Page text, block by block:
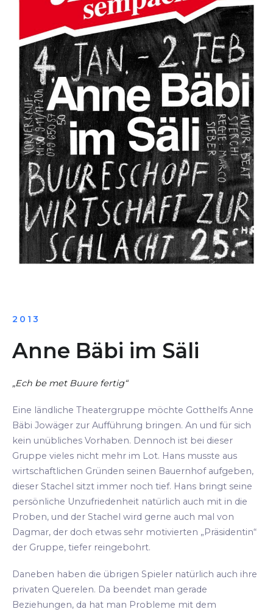
2013
Anne Bäbi im Säli
„Ech be met Buure fertig“
Eine ländliche Theatergruppe möchte Gotthelfs Anne
Bäbi Jowäger zur Aufführung bringen. An und für sich
kein unübliches Vorhaben. Dennoch ist bei dieser
Gruppe vieles nicht mehr im Lot. Hans musste aus
wirtschaftlichen Gründen seinen Bauernhof aufgeben,
dieser Stachel sitzt immer noch tief. Hans bringt seine
persönliche Unzufriedenheit natürlich auch mit in die
Proben, und der Stachel wird gerne auch mal von
Dagmar, der doch etwas sehr motivierten „Präsidentin“
der Gruppe, tiefer reingebohrt.
Daneben haben die übrigen Spieler natürlich auch ihre
privaten Querelen. Da beendet man gerade
Beziehungen, da hat man Probleme mit dem